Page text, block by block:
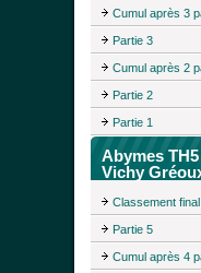
Cumul après 3
Partie 3
Cumul après 2
Partie 2
Partie 1
Abymes
Vichy
Classement final
Partie 5
Cumul après 4